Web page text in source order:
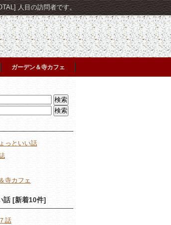
人目の訪問者です。
ガーデン＆寺カフェ
っといい話
寺カフェ
話 [新着10件]
話